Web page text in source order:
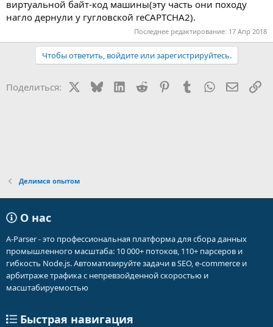
виртуальной байт-код машины(эту часть они походу
нагло дернули у гугловской reCAPTCHA2).
Последнее редактирование: 17 Апр 2018
Чтобы ответить, войдите или зарегистрируйтесь.
Поделиться: BlueskyLinkedIn
Reddit PinterestTumblr WhatsApp
Делимся опытом
О нас
A-Parser - это профессиональная платформа для сбора данных
промышленного масштаба: 10 000+ потоков, 110+ парсеров и
гибкость Node.js. Автоматизируйте задачи в SEO, e-commerce и
арбитраже трафика с непревзойденной скоростью и
масштабируемостью
Быстрая навигация